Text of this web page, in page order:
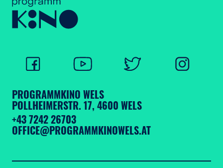
PROGRAMMKINO WELS
POLLHEIMERSTR. 17, 4600 WELS
+43 7242 26703
OFFICE@PROGRAMMKINOWELS.AT